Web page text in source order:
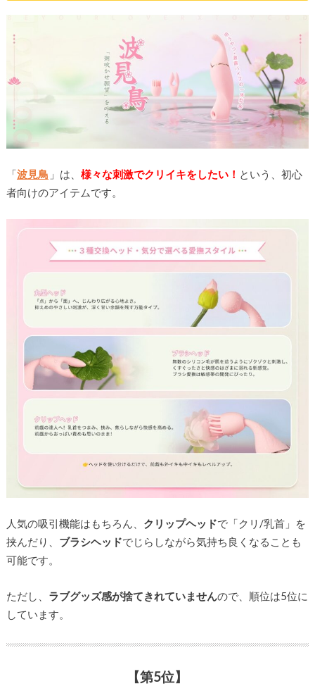
「波見鳥 」は、 様々な刺激でクリイキをしたい！ という、初心
者向けのアイテムです。
人気の吸引機能はもちろん、 クリップヘッドで「クリ/乳首」を
挟んだり、 ブラシヘッドでじらしながら気持ち良くなることも
可能です。
ただし、 ラブグッズ感が捨てきれていませんので、順位は5位に
しています。
【第5位】